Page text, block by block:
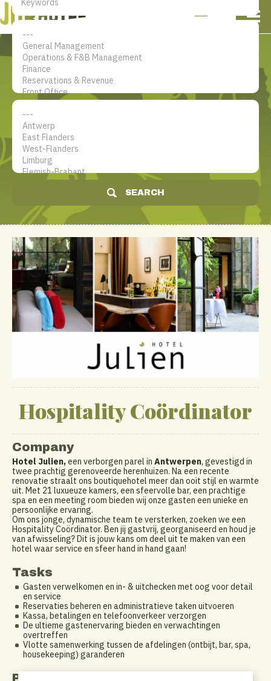
The jobsite for Hotel
professionals
SEARCH
Hospitality Coördinator
Company
Hotel Julien,een verborgen parel in Antwerpen, gevestigd in
twee prachtig gerenoveerde herenhuizen. Na een recente
renovatie straalt ons boutiquehotel meer dan ooit stijl en warmte
uit. Met 21 luxueuze kamers, een sfeervolle bar, een prachtige
spa en een meeting room bieden wij onze gasten een unieke en
persoonlijke ervaring.
Om ons jonge, dynamische team te versterken, zoeken we een
Hospitality Coördinator. Ben jij gastvrij, georganiseerd en houd je
van afwisseling? Dit is jouw kans om deel uit te maken van een
hotel waar service en sfeer hand in hand gaan!
Tasks
Gasten verwelkomen en in- & uitchecken met oog voor detail
en service
Reservaties beheren en administratieve taken uitvoeren
Kassa, betalingen en telefoonverkeer verzorgen
De ultieme gastenervaring bieden en verwachtingen
overtreffen
Vlotte samenwerking tussen de afdelingen (ontbijt, bar, spa,
housekeeping) garanderen
Profile